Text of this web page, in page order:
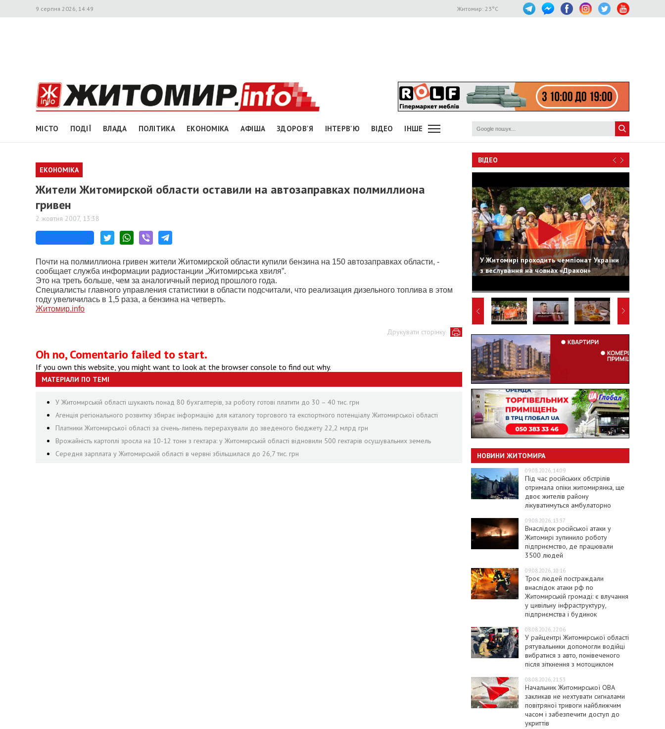
9 серпня 2026, 14:49 Житомир: 23°C
МІСТО ПОДІЇ ВЛАДА ПОЛІТИКА ЕКОНОМІКА АФІША ЗДОРОВ'Я ІНТЕРВ'Ю ВІДЕО ІНШЕ
ЕКОНОМІКА
Жители Житомирской области оставили на автозаправках полмиллиона
гривен
2 жовтня 2007, 13:38
Почти на полмиллиона гривен жители Житомирской области купили бензина на 150 автозаправках области, -
сообщает служба информации радиостанции „Житомирська хвиля”.
Это на треть больше, чем за аналогичный период прошлого года.
Специалисты главного управления статистики в области подсчитали, что реализация дизельного топлива в этом
году увеличилась в 1,5 раза, а бензина на четверть.
Житомир.info
Друкувати сторінку
Oh no, Comentario failed to start.
If you own this website, you might want to look at the browser console to find out why.
МАТЕРІАЛИ ПО ТЕМІ
У Житомирській області шукають понад 80 бухгалтерів, за роботу готові платити до 30 – 40 тис. грн
Агенція регіонального розвитку збирає інформацію для каталогу торгового та експортного потенціалу Житомирської області
Платники Житомирської області за січень-липень перерахували до зведеного бюджету 22,2 млрд грн
Врожайність картоплі зросла на 10-12 тонн з гектара: у Житомирській області відновили 500 гектарів осушувальних земель
Середня зарплата у Житомирській області в червні збільшилася до 26,7 тис. грн
ВІДЕО
У Житомирі проходить чемпіонат України
з веслування на човнах «Дракон»
НОВИНИ ЖИТОМИРА
09.08.2026, 14:09
Під час російських обстрілів
отримала опіки житомирянка, ще
двоє жителів району
лікуватимуться амбулаторно
09.08.2026, 13:37
Внаслідок російської атаки у
Житомирі зупинило роботу
підприємство, де працювали
3500 людей
09.08.2026, 10:16
Троє людей постраждали
внаслідок атаки рф по
Житомирській громаді: є влучання
у цивільну інфраструктуру,
підприємства і будинок
08.08.2026, 22:06
У райцентрі Житомирської області
рятувальники допомогли водійці
вибратися з авто, понівеченого
після зіткнення з мотоциклом
08.08.2026, 21:53
Начальник Житомирської ОВА
закликав не нехтувати сигналами
повітряної тривоги найближчим
часом і забезпечити доступ до
укриттів